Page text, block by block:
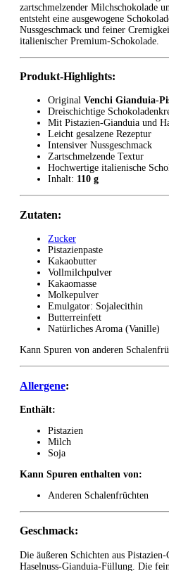
zartschmelzender Milchschokolade
entsteht eine ausgewogene
Nussgeschmack und feiner
italienischer Premium-Schokolade.
Produkt-Highlights:
Original Venchi Gianduia-
Dreischichtige
Mit Pistazien-Gianduia und
Leicht gesalzene Rezeptur
Intensiver Nussgeschmack
Zartschmelzende Textur
Hochwertige italienische
Inhalt: 110 g
Zutaten:
Zucker
Pistazienpaste
Kakaobutter
Vollmilchpulver
Kakaomasse
Molkepulver
Emulgator: Sojalecithin
Butterreinfett
Natürliches Aroma (Vanille)
Kann Spuren von anderen
Allergene:
Enthält:
Pistazien
Milch
Soja
Kann Spuren enthalten von:
Anderen Schalenfrüchten
Geschmack:
Die äußeren Schichten aus
Haselnuss-Gianduia-Füllung. Die